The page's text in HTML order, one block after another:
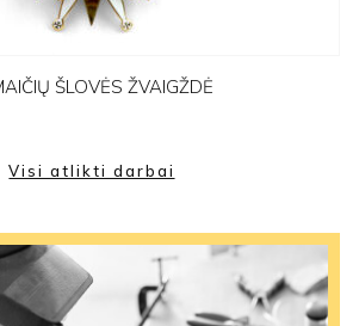
ŠLOVĖS ŽVAIGŽDĖ
Visi atlikti darbai